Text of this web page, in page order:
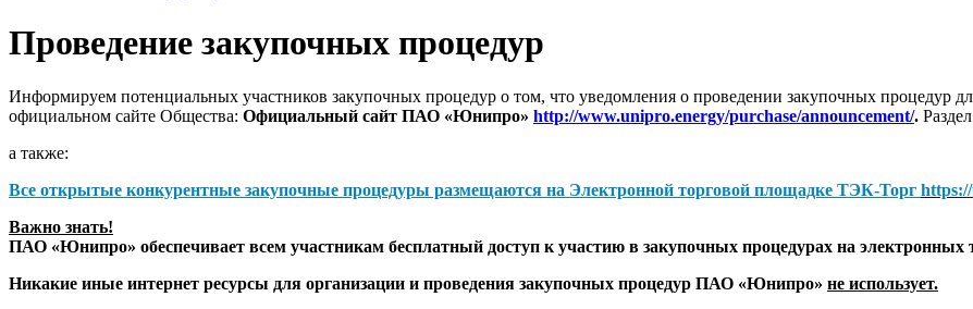
Проведение закупочных процедур
Информируем потенциальных участников закупочных процедур о том, что уведомления о проведении закупочных
официальном сайте Общества: Официальный сайт ПАО «Юнипро» http://www.unipro.energy/purchase/announcement/.
а также:
Все открытые конкурентные закупочные процедуры размещаются на Электронной торговой площадке ТЭК-Торг
Важно знать!
ПАО «Юнипро» обеспечивает всем участникам бесплатный доступ к участию в закупочных процедурах на
Никакие иные интернет ресурсы для организации и проведения закупочных процедур ПАО «Юнипро» не использует.